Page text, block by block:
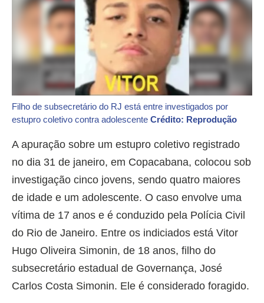
Filho de subsecretário do RJ está entre investigados por
estupro coletivo contra adolescente Crédito: Reprodução
A apuração sobre um estupro coletivo registrado
no dia 31 de janeiro, em Copacabana, colocou sob
investigação cinco jovens, sendo quatro maiores
de idade e um adolescente. O caso envolve uma
vítima de 17 anos e é conduzido pela Polícia Civil
do Rio de Janeiro. Entre os indiciados está Vitor
Hugo Oliveira Simonin, de 18 anos, filho do
subsecretário estadual de Governança, José
Carlos Costa Simonin. Ele é considerado foragido.